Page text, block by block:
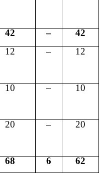
42 –
42
12 – 12
10 – 10
20 – 20
68 6 62